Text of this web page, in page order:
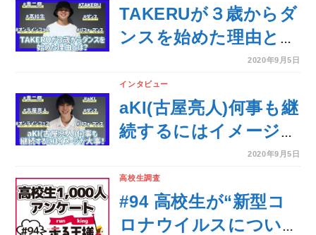
インフェス】
TAKERUが３歳からダ
ンスを始めた理由と
は？【青二祭オンライ
ンフェス】
2020年9月5日
インタビュー
aKI(古屋亮人)何事も継
続するにはイメージが
大事！【青二祭オンラ
インフェス】
2020年9月5日
高校生調査
#94 高校生が“新型コ
ロナウイルスについて